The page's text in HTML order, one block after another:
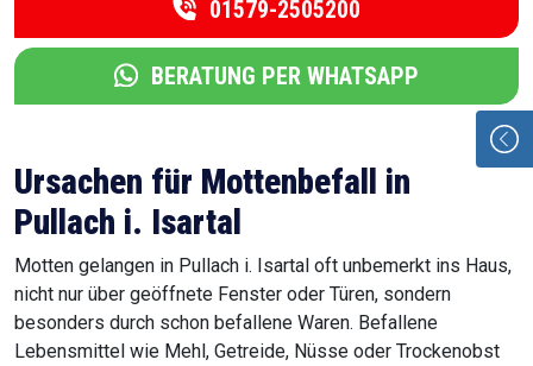
01579-2505200
BERATUNG PER WHATSAPP
Ursachen für Mottenbefall in
Pullach i. Isartal
Motten gelangen in Pullach i. Isartal oft unbemerkt ins Haus,
nicht nur über geöffnete Fenster oder Türen, sondern
besonders durch schon befallene Waren. Befallene
Lebensmittel wie Mehl, Getreide, Nüsse oder Trockenobst